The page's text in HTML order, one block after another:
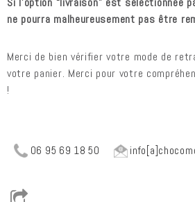
ne pourra malheureusement pas être
Merci de bien vérifier votre mode de
votre panier. Merci pour votre
!
06 95 69 18 50